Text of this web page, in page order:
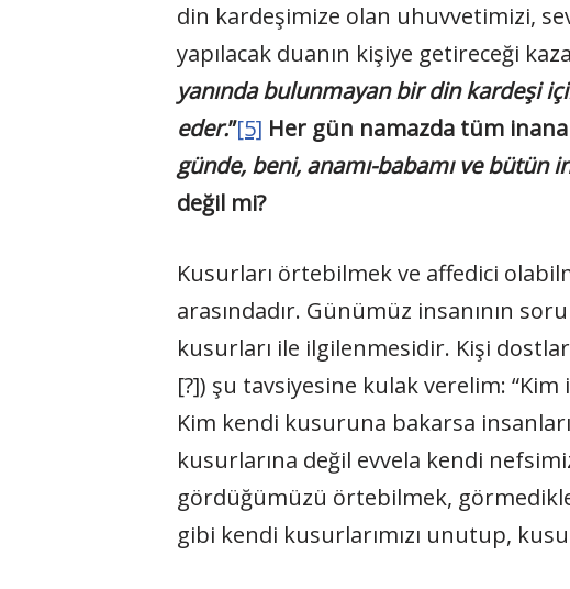
din kardeşimize olan uhuvvetimizi,
yapılacak duanın kişiye getireceği
yanında bulunmayan bir din kardeşi
eder.”[5] Her gün namazda tüm
günde, beni, anamı-babamı ve bütün
değil mi?
Kusurları örtebilmek ve affedici
arasındadır. Günümüz insanının
kusurları ile ilgilenmesidir. Kişi
[?]) şu tavsiyesine kulak verelim:
Kim kendi kusuruna bakarsa
kusurlarına değil evvela kendi
gördüğümüzü örtebilmek,
gibi kendi kusurlarımızı unutup,